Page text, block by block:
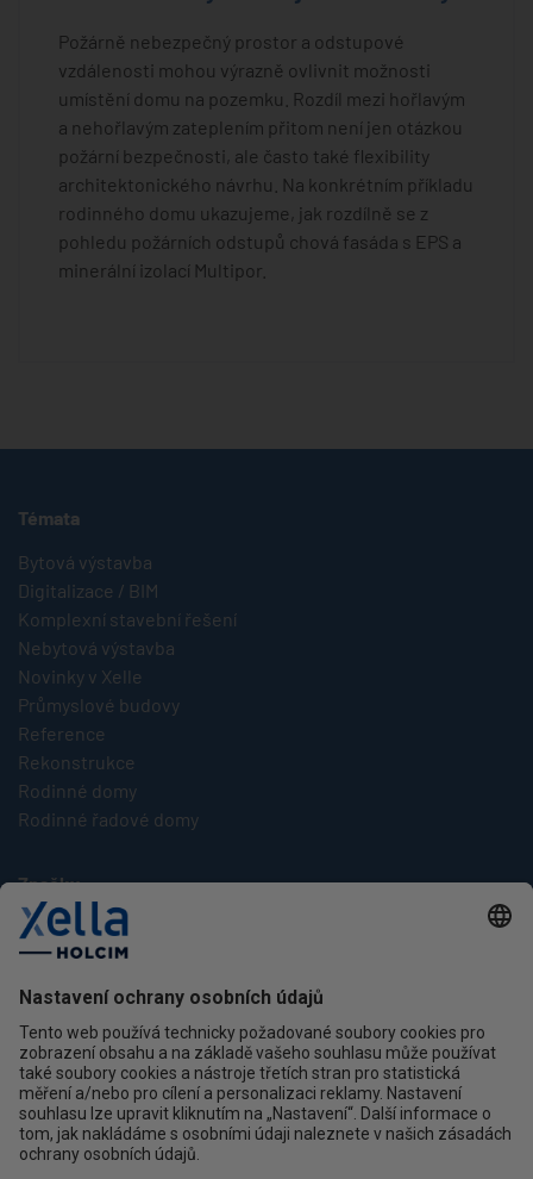
Požárně nebezpečný prostor a odstupové
vzdálenosti mohou výrazně ovlivnit možnosti
umístění domu na pozemku. Rozdíl mezi hořlavým
a nehořlavým zateplením přitom není jen otázkou
požární bezpečnosti, ale často také flexibility
architektonického návrhu. Na konkrétním příkladu
rodinného domu ukazujeme, jak rozdílně se z
pohledu požárních odstupů chová fasáda s EPS a
minerální izolací Multipor.
Témata
Bytová výstavba
Digitalizace / BIM
Komplexní stavební řešení
Nebytová výstavba
Novinky v Xelle
Průmyslové budovy
Reference
Rekonstrukce
Rodinné domy
Rodinné řadové domy
Značky
Multipor
Silka
Xella
Kontakt
Ochrana osobních údajů